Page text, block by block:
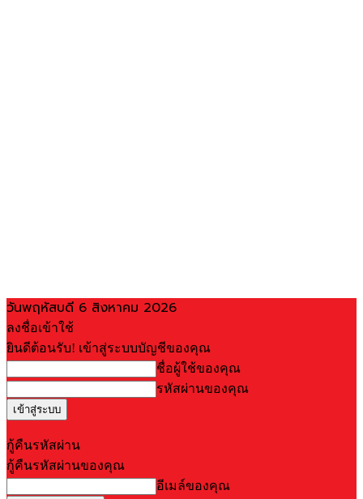
วันพฤหัสบดี 6 สิงหาคม 2026
ลงชื่อเข้าใช้
ยินดีต้อนรับ! เข้าสู่ระบบบัญชีของคุณ
ชื่อผู้ใช้ของคุณ
รหัสผ่านของคุณ
กู้คืนรหัสผ่าน
กู้คืนรหัสผ่านของคุณ
อีเมล์ของคุณ